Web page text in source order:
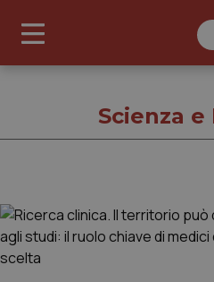
Cronache
Scienza e